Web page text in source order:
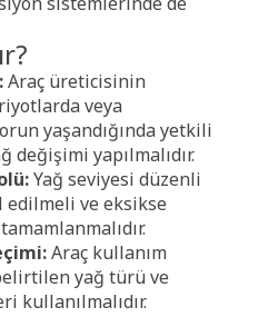
Araç üreticisinin
veya
yaşandığında yetkili
değişimi yapılmalıdır.
Yağ seviyesi düzenli
ve eksikse
Araç kullanım
yağ türü ve
kullanılmalıdır.